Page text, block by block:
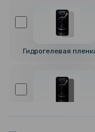
Гидрогелевая
Гидрогелевая пленка